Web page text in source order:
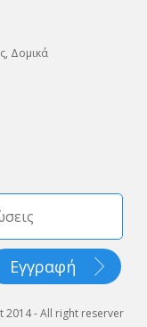
Δομικά
2014 - All right reserver